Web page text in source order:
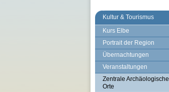
Kultur & Tourismus
Kurs Elbe
Portrait der Region
Übernachtungen
Veranstaltungen
Zentrale Archäologische
Orte